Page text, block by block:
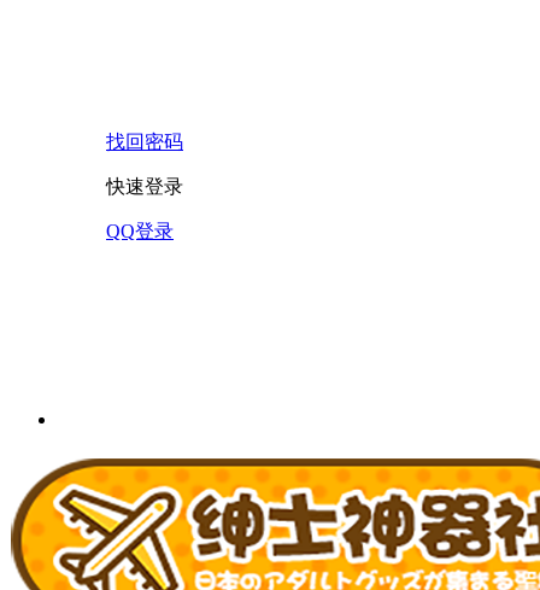
找回密码
快速登录
QQ登录